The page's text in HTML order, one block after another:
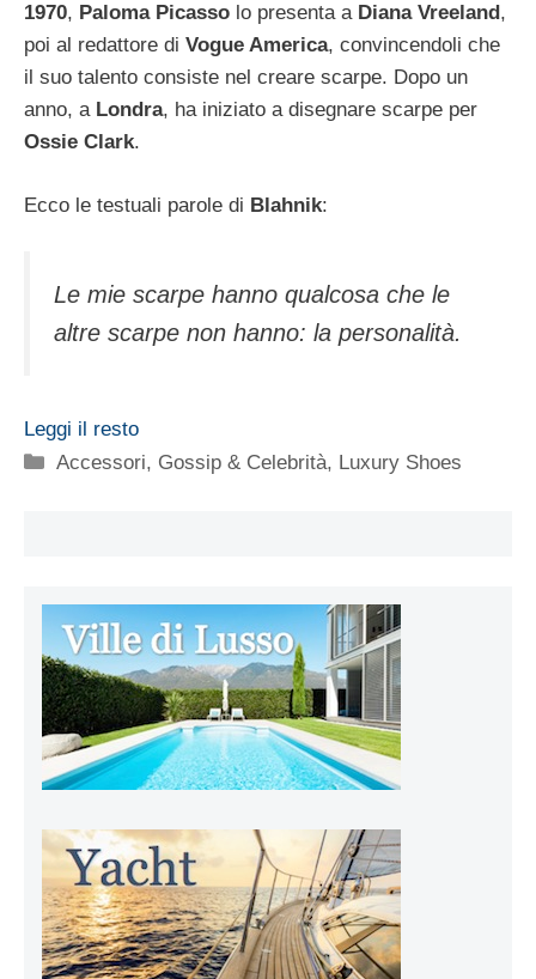
1970, Paloma Picasso lo presenta a Diana Vreeland,
poi al redattore di Vogue America, convincendoli che
il suo talento consiste nel creare scarpe. Dopo un
anno, a Londra, ha iniziato a disegnare scarpe per
Ossie Clark.
Ecco le testuali parole di Blahnik:
Le mie scarpe hanno qualcosa che le
altre scarpe non hanno: la personalità.
Leggi il resto
Categorie
Accessori, Gossip & Celebrità, Luxury Shoes